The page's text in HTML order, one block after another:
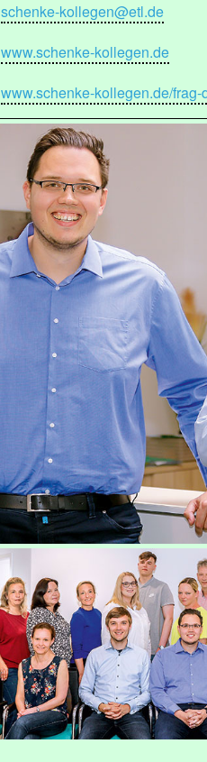
schenke-kollegen@etl.de
www.schenke-kollegen.de
www.schenke-kollegen.de/